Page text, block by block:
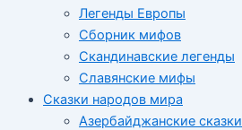
Легенды Европы
Сборник мифов
Скандинавские легенды
Славянские мифы
Сказки народов мира
Азербайджанские сказки